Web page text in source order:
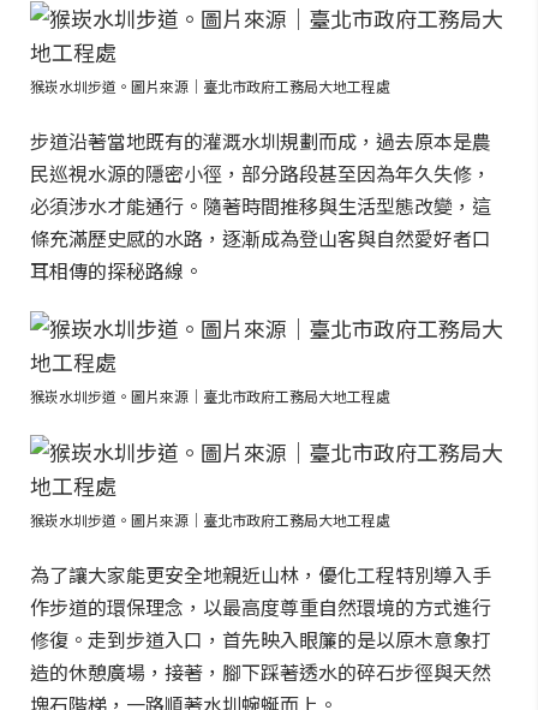
猴崁水圳步道。圖片來源｜臺北市政府工務局大地工程處
步道沿著當地既有的灌溉水圳規劃而成，過去原本是農
民巡視水源的隱密小徑，部分路段甚至因為年久失修，
必須涉水才能通行。隨著時間推移與生活型態改變，這
條充滿歷史感的水路，逐漸成為登山客與自然愛好者口
耳相傳的探秘路線。
猴崁水圳步道。圖片來源｜臺北市政府工務局大地工程處
猴崁水圳步道。圖片來源｜臺北市政府工務局大地工程處
為了讓大家能更安全地親近山林，優化工程特別導入手
作步道的環保理念，以最高度尊重自然環境的方式進行
修復。走到步道入口，首先映入眼簾的是以原木意象打
造的休憩廣場，接著，腳下踩著透水的碎石步徑與天然
塊石階梯，一路順著水圳蜿蜒而上。